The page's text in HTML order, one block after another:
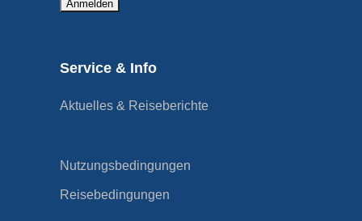
Service & Info
Aktuelles & Reiseberichte
Nutzungsbedingungen
Reisebedingungen